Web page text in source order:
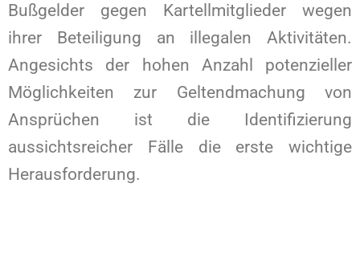
Bußgelder gegen Kartellmitglieder wegen
ihrer Beteiligung an illegalen Aktivitäten.
Angesichts der hohen Anzahl potenzieller
Möglichkeiten zur Geltendmachung von
Ansprüchen ist die Identifizierung
aussichtsreicher Fälle die erste wichtige
Herausforderung.